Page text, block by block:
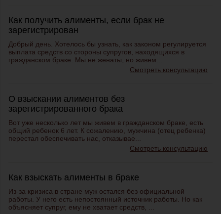
Как получить алименты, если брак не
зарегистрирован
Добрый день. Хотелось бы узнать, как законом регулируется
выплата средств со стороны супругов, находящихся в
гражданском браке. Мы не женаты, но живем...
Смотреть консультацию
О взыскании алиментов без
зарегистрированного брака
Вот уже несколько лет мы живем в гражданском браке, есть
общий ребенок 6 лет. К сожалению, мужчина (отец ребенка)
перестал обеспечивать нас, отказывае...
Смотреть консультацию
Как взыскать алименты в браке
Из-за кризиса в стране муж остался без официальной
работы. У него есть непостоянный источник работы. Но как
объясняет супруг, ему не хватает средств, ...